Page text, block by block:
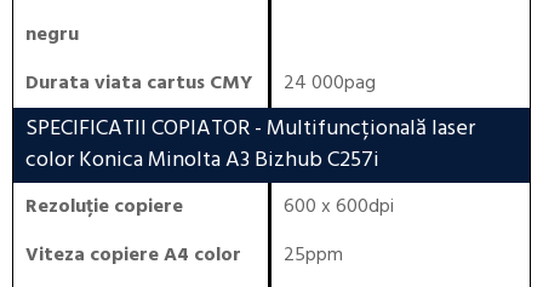
negru
Durata viata cartus CMY 24 000pag
SPECIFICATII COPIATOR- Multifuncțională laser
color Konica Minolta A3 Bizhub C257i
Rezoluție copiere
600 x 600dpi
Viteza copiere A4 color
25ppm